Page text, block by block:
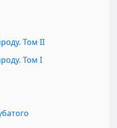
Том II
Том I